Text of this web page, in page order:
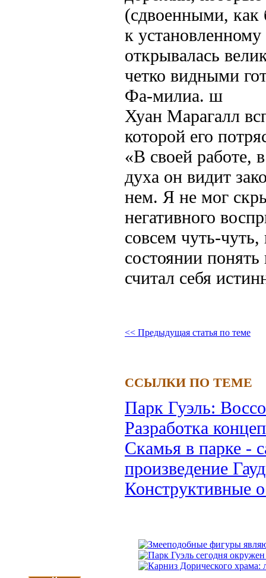
(сдвоенными, как
к
открывалась
четко видны­ми
Фа-милиа. ш
Хуан Марагалл
которой его
«В своей работе,
духа он видит
нем. Я не мог
негативного
совсем чуть-
состоянии
считал себя
<< Предыдущая статья по теме
ССЫЛКИ ПО ТЕМЕ
Парк Гуэль:
Разработка
Скамья в парке -
произведение
Конструктивные